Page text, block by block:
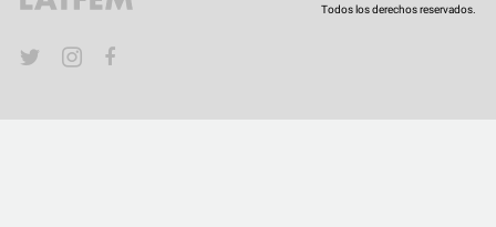
Todos los derechos reservados.